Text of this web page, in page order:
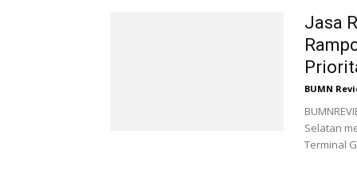
Jasa
BUMN
Selatan
Terminal